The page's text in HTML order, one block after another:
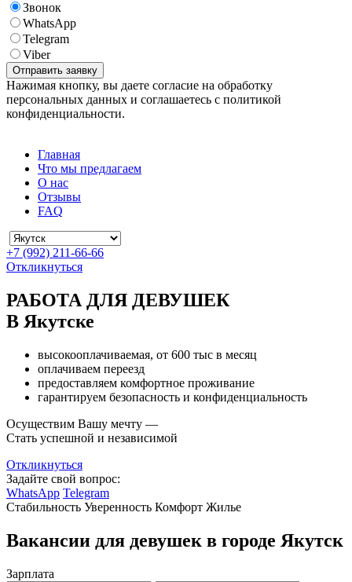
Звонок
WhatsApp
Telegram
Viber
Нажимая кнопку, вы даете согласие на обработку
персональных данных и соглашаетесь с политикой
конфиденциальности.
Главная
Что мы предлагаем
О нас
Отзывы
FAQ
+7 (992) 211-66-66
Откликнуться
РАБОТА ДЛЯ ДЕВУШЕК
В Якутске
высокооплачиваемая, от 600 тыс в месяц
оплачиваем переезд
предоставляем комфортное проживание
гарантируем безопасность и конфиденциальность
Осуществим Вашу мечту —
Стать успешной и независимой
Откликнуться
Задайте свой вопрос:
WhatsApp Telegram
Стабильность Уверенность Комфорт Жилье
Вакансии для девушек в городе Якутск
Зарплата